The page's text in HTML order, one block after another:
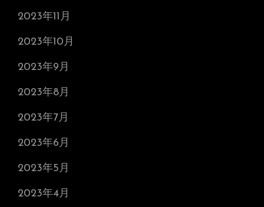
2023年11月
2023年10月
2023年9月
2023年8月
2023年7月
2023年6月
2023年5月
2023年4月